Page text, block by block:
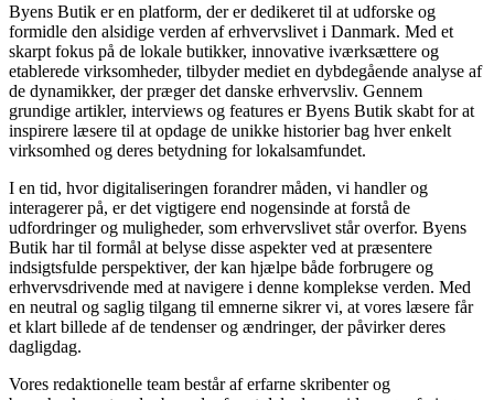
Byens Butik er en platform, der er dedikeret til at udforske og
formidle den alsidige verden af erhvervslivet i Danmark. Med et
skarpt fokus på de lokale butikker, innovative iværksættere og
etablerede virksomheder, tilbyder mediet en dybdegående analyse af
de dynamikker, der præger det danske erhvervsliv. Gennem
grundige artikler, interviews og features er Byens Butik skabt for at
inspirere læsere til at opdage de unikke historier bag hver enkelt
virksomhed og deres betydning for lokalsamfundet.
I en tid, hvor digitaliseringen forandrer måden, vi handler og
interagerer på, er det vigtigere end nogensinde at forstå de
udfordringer og muligheder, som erhvervslivet står overfor. Byens
Butik har til formål at belyse disse aspekter ved at præsentere
indsigtsfulde perspektiver, der kan hjælpe både forbrugere og
erhvervsdrivende med at navigere i denne komplekse verden. Med
en neutral og saglig tilgang til emnerne sikrer vi, at vores læsere får
et klart billede af de tendenser og ændringer, der påvirker deres
dagligdag.
Vores redaktionelle team består af erfarne skribenter og